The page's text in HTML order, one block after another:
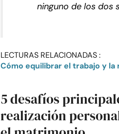
ninguno de los dos
LECTURAS RELACIONADAS :
Cómo equilibrar el trabajo y la
5 desafíos
realización